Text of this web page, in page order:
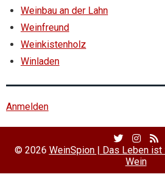
Weinbau an der Lahn
Weinfreund
Weinkistenholz
Winladen
Anmelden
Twitter
ProfileProfile
© 2026 WeinSpion | Das Leben
Wein